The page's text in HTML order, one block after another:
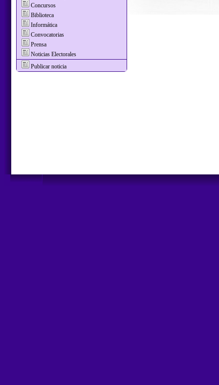
Concursos
Biblioteca
Informática
Convocatorias
Prensa
Noticias Electorales
Publicar noticia